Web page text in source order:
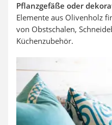
Pflanzgefäße oder
Elemente aus Olivenholz
von Obstschalen,
Küchenzubehör.